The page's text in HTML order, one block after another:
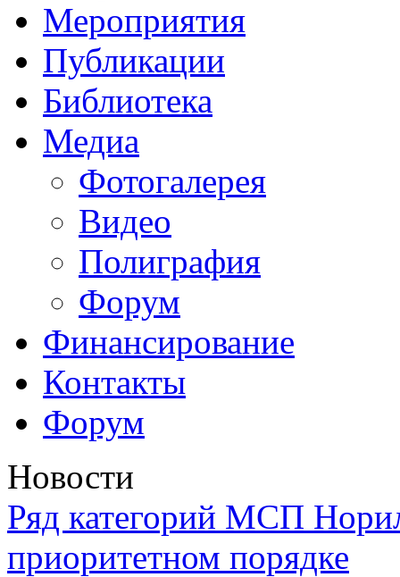
Мероприятия
Публикации
Библиотека
Медиа
Фотогалерея
Видео
Полиграфия
Форум
Финансирование
Контакты
Форум
Новости
Ряд категорий МСП
приоритетном порядке